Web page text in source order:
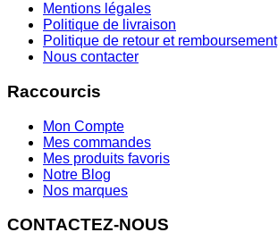
Mentions légales
Politique de livraison
Politique de retour et remboursement
Nous contacter
Raccourcis
Mon Compte
Mes commandes
Mes produits favoris
Notre Blog
Nos marques
CONTACTEZ-NOUS